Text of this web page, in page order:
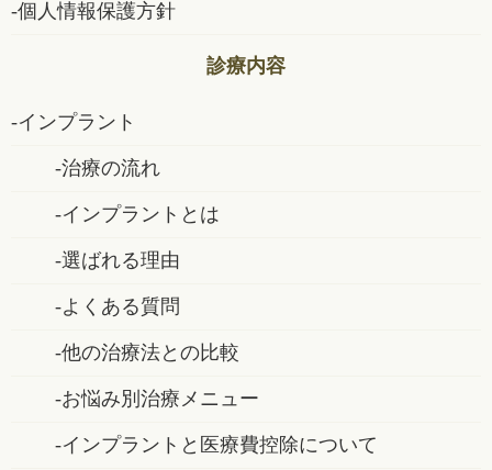
個人情報保護方針
診療内容
インプラント
治療の流れ
インプラントとは
選ばれる理由
よくある質問
他の治療法との比較
お悩み別治療メニュー
インプラントと医療費控除について